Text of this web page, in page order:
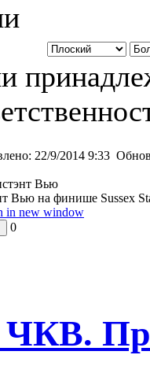
22/9/2014 9:33
Вью
Вью на финише Sussex
0